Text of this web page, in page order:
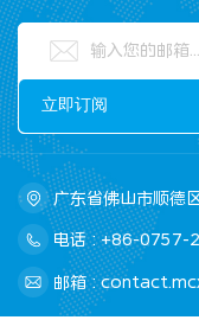
广东省佛山市顺德
电话 : +86-0757-
邮箱 :